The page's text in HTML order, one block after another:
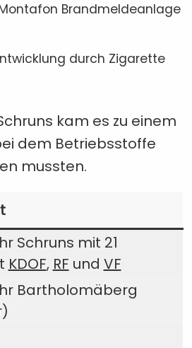
Brandmeldeanlage
durch Zigarette
kam es zu einem
dem Betriebsstoffe
mussten.
Schruns mit 21
KDOF, RF und VF
Bartholomäberg